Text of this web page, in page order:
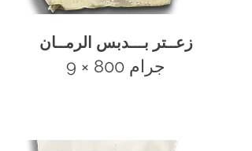
زعــتر بـــدبس الرمــان
9 × 800 جرام